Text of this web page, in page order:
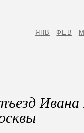
ЯНВ ФЕВ
Ивана